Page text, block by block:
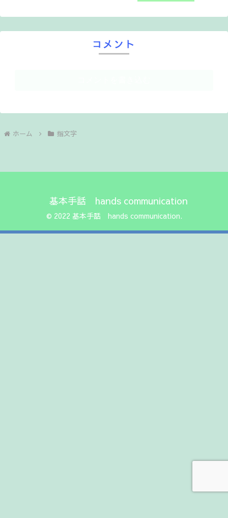
コメント
ホーム 指文字
基本手話 hands communication
© 2022 基本手話 hands communication.